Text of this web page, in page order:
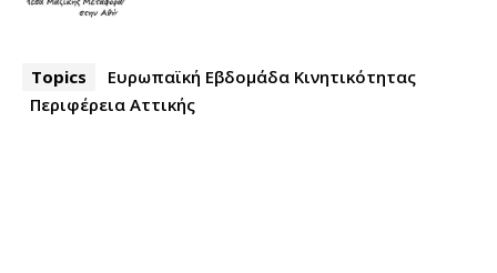
Topics
Ευρωπαϊκή Εβδομάδα Κινητικότητας
Περιφέρεια Αττικής